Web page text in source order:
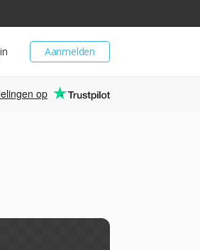
Aanmelden
op